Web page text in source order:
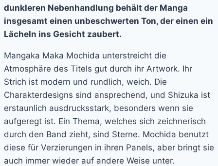
dunkleren Nebenhandlung behält der Manga
insgesamt einen unbeschwerten Ton, der einen ein
Lächeln ins Gesicht zaubert.
Mangaka Maka Mochida unterstreicht die
Atmosphäre des Titels gut durch ihr Artwork. Ihr
Strich ist modern und rundlich, weich. Die
Charakterdesigns sind ansprechend, und Shizuka ist
erstaunlich ausdrucksstark, besonders wenn sie
aufgeregt ist. Ein Thema, welches sich zeichnerisch
durch den Band zieht, sind Sterne. Mochida benutzt
diese für Verzierungen in ihren Panels, aber bringt sie
auch immer wieder auf andere Weise unter.